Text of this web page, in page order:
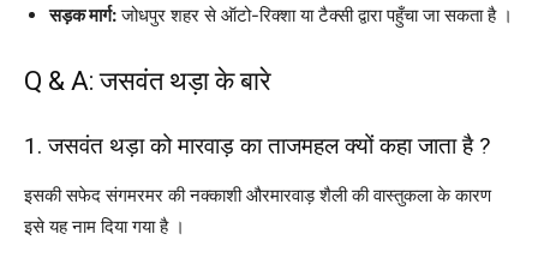
सड़क मार्ग:जोधपुर शहर से ऑटो-रिक्शा या टैक्सी द्वारा पहुँचा जा सकता है ।
Q & A: जसवंत थड़ा के बारे
1. जसवंत थड़ा को मारवाड़ का ताजमहल क्यों कहा जाता है ?
इसकी सफेद संगमरमर की नक्काशी औरमारवाड़ शैली की वास्तुकला के कारण
इसे यह नाम दिया गया है ।